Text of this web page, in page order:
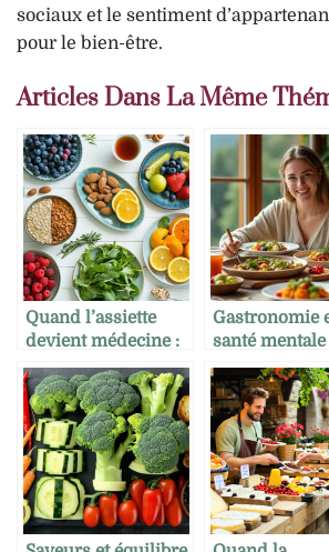
sociaux et le sentiment
pour le bien-être.
Articles Dans La Même
Quand l’assiette
devient médecine :
la nutrithérapie
Gastronomie
santé mentale
pouvoir
thérapeutique
saveurs